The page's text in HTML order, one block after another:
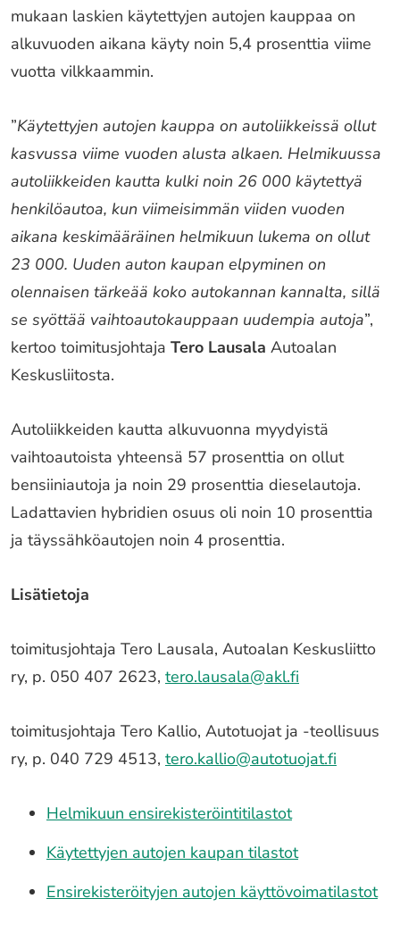
mukaan laskien käytettyjen autojen kauppaa on
alkuvuoden aikana käyty noin 5,4 prosenttia viime
vuotta vilkkaammin.
”Käytettyjen autojen kauppa on autoliikkeissä ollut
kasvussa viime vuoden alusta alkaen. Helmikuussa
autoliikkeiden kautta kulki noin 26 000 käytettyä
henkilöautoa, kun viimeisimmän viiden vuoden
aikana keskimääräinen helmikuun lukema on ollut
23 000. Uuden auton kaupan elpyminen on
olennaisen tärkeää koko autokannan kannalta, sillä
se syöttää vaihtoautokauppaan uudempia autoja”,
kertoo toimitusjohtaja Tero Lausala Autoalan
Keskusliitosta.
Autoliikkeiden kautta alkuvuonna myydyistä
vaihtoautoista yhteensä 57 prosenttia on ollut
bensiiniautoja ja noin 29 prosenttia dieselautoja.
Ladattavien hybridien osuus oli noin 10 prosenttia
ja täyssähköautojen noin 4 prosenttia.
Lisätietoja
toimitusjohtaja Tero Lausala, Autoalan Keskusliitto
ry, p. 050 407 2623, tero.lausala@akl.fi
toimitusjohtaja Tero Kallio, Autotuojat ja -teollisuus
ry, p. 040 729 4513, tero.kallio@autotuojat.fi
Helmikuun ensirekisteröintitilastot
Käytettyjen autojen kaupan tilastot
Ensirekisteröityjen autojen käyttövoimatilastot